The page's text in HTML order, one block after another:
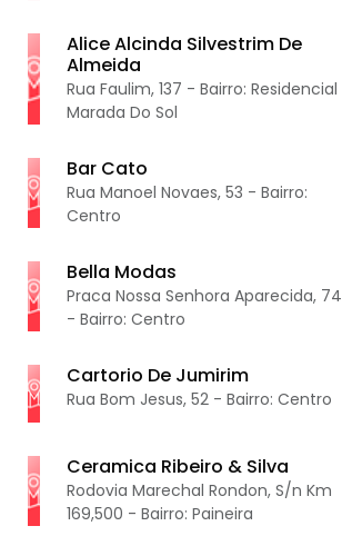
Alice Alcinda Silvestrim De
Almeida
Rua Faulim, 137 - Bairro: Residencial
Marada Do Sol
Bar Cato
Rua Manoel Novaes, 53 - Bairro:
Centro
Bella Modas
Praca Nossa Senhora Aparecida, 74
- Bairro: Centro
Cartorio De Jumirim
Rua Bom Jesus, 52 - Bairro: Centro
Ceramica Ribeiro & Silva
Rodovia Marechal Rondon, S/n Km
169,500 - Bairro: Paineira